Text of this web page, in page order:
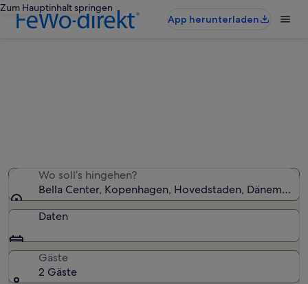
Zum Hauptinhalt springen
App herunterladen
Wo soll’s hingehen?
Bella Center, Kopenhagen, Hovedstaden, Dänemark
Daten
Gäste
2 Gäste